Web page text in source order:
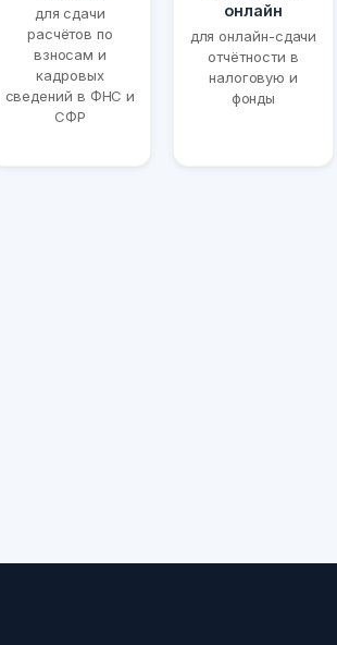
для сдачи
расчётов по
взносам и
кадровых
сведений в ФНС и
СФР
онлайн
для онлайн-сдачи
отчётности в
налоговую и
фонды